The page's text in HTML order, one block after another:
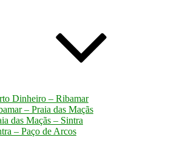
Dinheiro – Ribamar
– Praia das Maçãs
das Maçãs – Sintra
– Paço de Arcos